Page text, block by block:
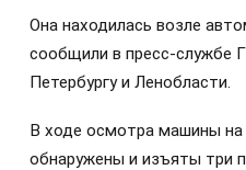
Она находилась возле
сообщили в пресс-службе
Петербургу и Ленобласти.
В ходе осмотра машины на
обнаружены и изъяты три